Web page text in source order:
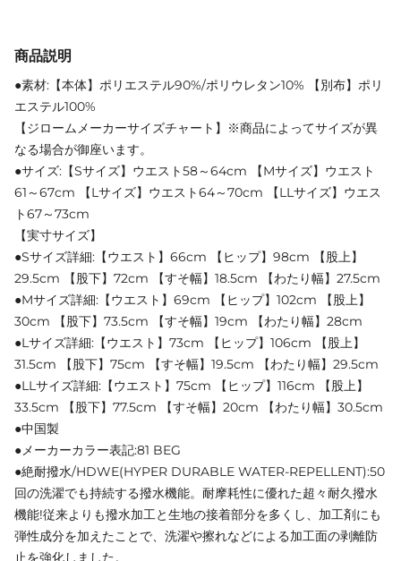
商品説明
●素材:【本体】ポリエステル90%/ポリウレタン10% 【別布】ポリ
エステル100%
【ジロームメーカーサイズチャート】※商品によってサイズが異
なる場合が御座います。
●サイズ:【Sサイズ】ウエスト58～64cm 【Mサイズ】ウエスト
61～67cm 【Lサイズ】ウエスト64～70cm 【LLサイズ】ウエス
ト67～73cm
【実寸サイズ】
●Sサイズ詳細:【ウエスト】66cm 【ヒップ】98cm 【股上】
29.5cm 【股下】72cm 【すそ幅】18.5cm 【わたり幅】27.5cm
●Mサイズ詳細:【ウエスト】69cm 【ヒップ】102cm 【股上】
30cm 【股下】73.5cm 【すそ幅】19cm 【わたり幅】28cm
●Lサイズ詳細:【ウエスト】73cm 【ヒップ】106cm 【股上】
31.5cm 【股下】75cm 【すそ幅】19.5cm 【わたり幅】29.5cm
●LLサイズ詳細:【ウエスト】75cm 【ヒップ】116cm 【股上】
33.5cm 【股下】77.5cm 【すそ幅】20cm 【わたり幅】30.5cm
●中国製
●メーカーカラー表記:81 BEG
●絶耐撥水/HDWE(HYPER DURABLE WATER-REPELLENT):50
回の洗濯でも持続する撥水機能。耐摩耗性に優れた超々耐久撥水
機能!従来よりも撥水加工と生地の接着部分を多くし、加工剤にも
弾性成分を加えたことで、洗濯や擦れなどによる加工面の剥離防
止を強化しました。